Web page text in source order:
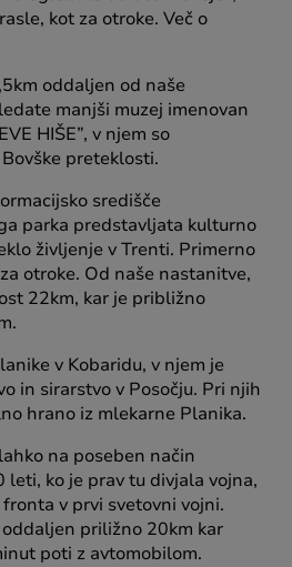
kot za otroke. Več o
oddaljen od naše
manjši muzej imenovan
HIŠE”, v njem so
preteklosti.
središče
parka predstavljata kulturno
življenje v Trenti. Primerno
otroke. Od naše nastanitve,
22km, kar je približno
v Kobaridu, v njem je
in sirarstvo v Posočju. Pri njih
hrano iz mlekarne Planika.
na poseben način
leti, ko je prav tu divjala vojna,
v prvi svetovni vojni.
oddaljen priližno 20km kar
poti z avtomobilom.